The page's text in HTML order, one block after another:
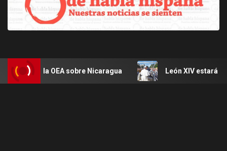
la OEA sobre Nicaragua León XIV estará en